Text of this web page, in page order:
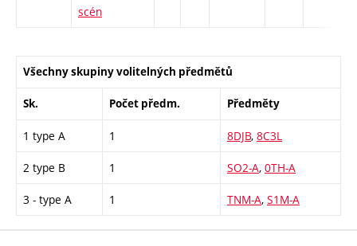
scén
Všechny skupiny volitelných předmětů
Sk. Počet předm. Předměty
1 type A 1 8DJB, 8C3L
2 type B 1 SO2-A, 0TH-A
3 - type A 1 TNM-A, S1M-A